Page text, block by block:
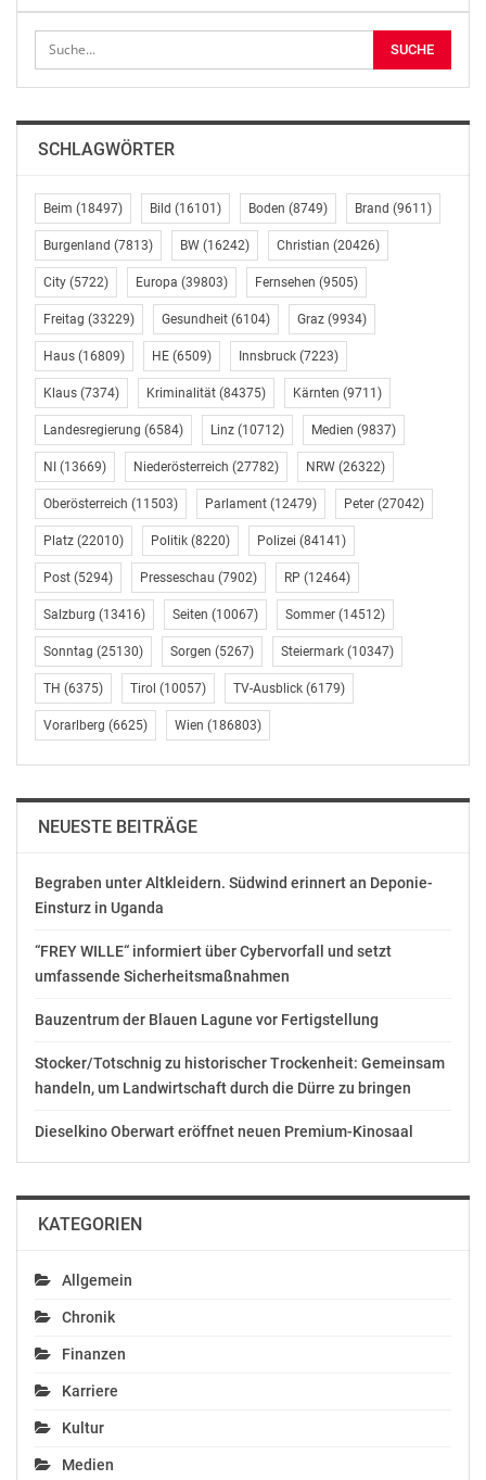
Tandler-Outlet die Klima-Tour, eine
Fuhrparkausstellung, das 48er-Museum, ein buntes
vergessen, Live-Musik. Am Samstag unterhalten
piano*drum, das Al Cook Trio und Dennis Jale und am
Prager, bratfisch und die Vivid Vocal Vibes rund um
Niddl. Der Eintritt ist frei!
DAS PROGRAMM:
Sandra Holzinger
Mediensprecherin „die 48er“
Telefon: +43 1 4000-48283
E-Mail: sandra.holzinger@wien.gv.at
OTS-ORIGINALTEXT PRESSEAUSSENDUNG UNTER
AUSSCHLIESSLICHER INHALTLICHER VERANTWORTUNG
DES AUSSENDERS. www.ots.at
© Copyright APA-OTS Originaltext-Service GmbH und
der jeweilige Aussender
Gefällt mir:
SCHLAGWÖRTER
Beim (18497) Bild (16101) Boden (8749) Brand (9611)
Burgenland (7813) BW (16242) Christian (20426)
City (5722) Europa (39803) Fernsehen (9505)
Freitag (33229) Gesundheit (6104) Graz (9934)
Haus (16809) HE (6509) Innsbruck (7223)
Klaus (7374) Kriminalität (84375) Kärnten (9711)
Landesregierung (6584) Linz (10712) Medien (9837)
NI (13669) Niederösterreich (27782) NRW (26322)
Oberösterreich (11503) Parlament (12479) Peter (27042)
Platz (22010) Politik (8220) Polizei (84141)
Post (5294) Presseschau (7902) RP (12464)
Salzburg (13416) Seiten (10067) Sommer (14512)
Sonntag (25130) Sorgen (5267) Steiermark (10347)
TH (6375) Tirol (10057) TV-Ausblick (6179)
Vorarlberg (6625) Wien (186803)
NEUESTE BEITRÄGE
Begraben unter Altkleidern. Südwind erinnert an Deponie-
Einsturz in Uganda
“FREY WILLE“ informiert über Cybervorfall und setzt
umfassende Sicherheitsmaßnahmen
Bauzentrum der Blauen Lagune vor Fertigstellung
Stocker/Totschnig zu historischer Trockenheit: Gemeinsam
handeln, um Landwirtschaft durch die Dürre zu bringen
Dieselkino Oberwart eröffnet neuen Premium-Kinosaal
KATEGORIEN
Allgemein
Chronik
Finanzen
Karriere
Kultur
Medien